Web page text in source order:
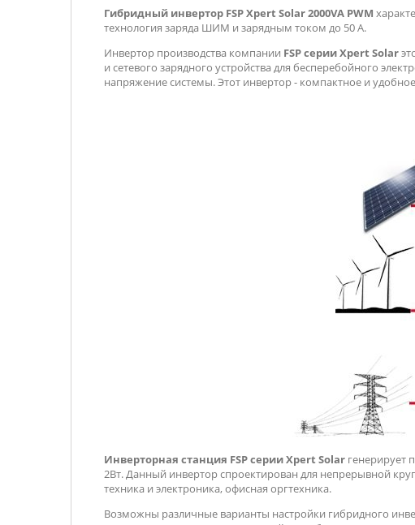
Гибридный инвертор FSP Xpert Solar 2000VA PWM
технология заряда ШИМ и зарядным током до 50 А.
Инвертор производства компании FSPсерииXpert Solar
и сетевого зарядного устройства для бесперебойного
напряжение системы. Этот инвертор - компактное и
Инверторная станция FSP серии Xpert Solar генерирует
2Вт. Данный инвертор спроектирован для непрерывной
техника и электроника, офисная оргтехника.
Возможны различные варианты настройки гибридного